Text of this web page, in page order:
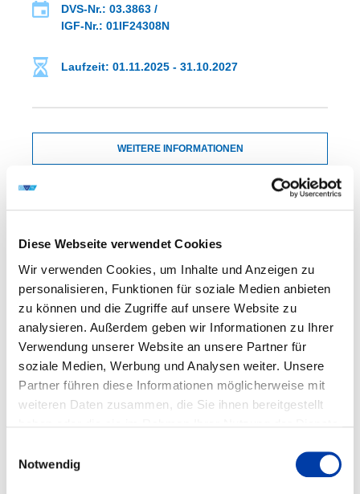
Diese Webseite verwendet Cookies
Wir verwenden Cookies, um Inhalte und Anzeigen zu
personalisieren, Funktionen für soziale Medien anbieten
zu können und die Zugriffe auf unsere Website zu
analysieren. Außerdem geben wir Informationen zu Ihrer
Verwendung unserer Website an unsere Partner für
soziale Medien, Werbung und Analysen weiter. Unsere
Partner führen diese Informationen möglicherweise mit
weiteren Daten zusammen, die Sie ihnen bereitgestellt
Notwendig
DVS-Nr.: 03.3863 /
IGF-Nr.: 01IF24308N
Laufzeit: 01.11.2025 - 31.10.2027
WEITERE INFORMATIONEN
FA 03 VORHABEN
ENTWICKLUNG INTELLIGENTER
BILDVERARBEITUNGSALGORITHMEN ZUR
QUALITÄTSÜBERWACHUNG BEIM
AUTOMATISIERTEN MIG-SCHWEISSEN VON A
LUMINIUMWERKSTOFFEN FÜR ÄUSSERE UN
D NICHT-OBERFLÄCHLICHE UN
REGELMÄSSIGKEITEN
DVS-Nr.: 03.3827 /
IGF-Nr.: 01IF23526N